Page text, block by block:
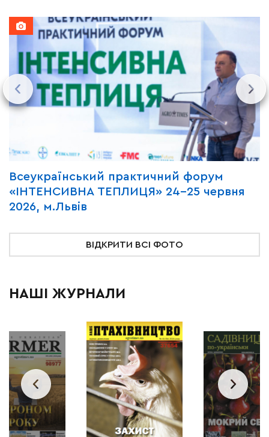
Всеукраїнський практичний форум
«ІНТЕНСИВНА ТЕПЛИЦЯ» 24-25 червня
2026, м.Львів
ВІДКРИТИ ВСІ ФОТО
НАШІ ЖУРНАЛИ